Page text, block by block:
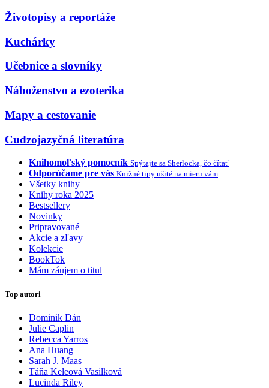
Životopisy a reportáže
Kuchárky
Učebnice a slovníky
Náboženstvo a ezoterika
Mapy a cestovanie
Cudzojazyčná literatúra
Knihomoľský pomocník Spýtajte sa Sherlocka, čo čítať
Odporúčame pre vás Knižné tipy ušité na mieru vám
Všetky knihy
Knihy roka 2025
Bestsellery
Novinky
Pripravované
Akcie a zľavy
Kolekcie
BookTok
Mám záujem o titul
Top autori
Dominik Dán
Julie Caplin
Rebecca Yarros
Ana Huang
Sarah J. Maas
Táňa Keleová Vasilková
Lucinda Riley